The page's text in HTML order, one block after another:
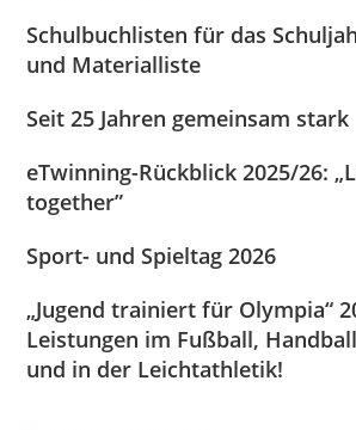
Schulbuchlisten für das
und Materialliste
Seit 25 Jahren gemeinsam stark
eTwinning-Rückblick 2025/26:
together”
Sport- und Spieltag 2026
„Jugend trainiert für Olympia“
Leistungen im Fußball,
und in der Leichtathletik!